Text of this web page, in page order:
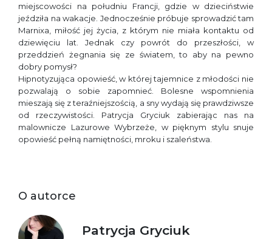
miejscowości na południu Francji, gdzie w dzieciństwie
jeździła na wakacje. Jednocześnie próbuje sprowadzić tam
Marnixa, miłość jej życia, z którym nie miała kontaktu od
dziewięciu lat. Jednak czy powrót do przeszłości, w
przeddzień żegnania się ze światem, to aby na pewno
dobry pomysł?
Hipnotyzująca opowieść, w której tajemnice z młodości nie
pozwalają o sobie zapomnieć. Bolesne wspomnienia
mieszają się z teraźniejszością, a sny wydają się prawdziwsze
od rzeczywistości. Patrycja Gryciuk zabierając nas na
malownicze Lazurowe Wybrzeże, w pięknym stylu snuje
opowieść pełną namiętności, mroku i szaleństwa.
O autorce
Patrycja Gryciuk